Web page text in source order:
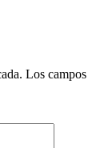
Los campos